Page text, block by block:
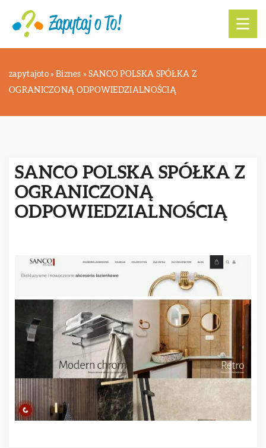
zapytajoto » Biznes » SANCO POLSKA SPÓŁKA Z
OGRANICZONĄ ODPOWIEDZIALNOŚCIĄ
SANCO POLSKA SPÓŁKA Z
OGRANICZONĄ
ODPOWIEDZIALNOŚCIĄ